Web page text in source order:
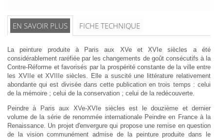
EN SAVOIR PLUS FICHE TECHNIQUE
La peinture produite à Paris aux XVe et XVIe siècles a été
considérablement raréfiée par les changements de goût consécutifs à la
Contre-Réforme et favorisés par la prospérité constante de la ville entre
les XVIIe et XVIIIe siècles. Elle a suscité une littérature relativement
abondante qui est divisée dans cette publication en trois temps : celui
de la mémoire ; celui de la conservation ; celui de la redécouverte.
Peindre à Paris aux XVe-XVIe siècles est le douzième et dernier
volume de la série de renommée internationale Peindre en France à la
Renaissance. Un projet d'envergure qui propose une remise en question
de la vision communément admise de la peinture produite dans le